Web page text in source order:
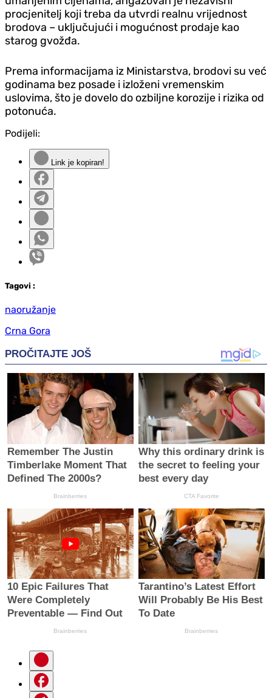
procjenitelj koji treba da utvrdi realnu vrijednost
brodova – uključujući i mogućnost prodaje kao
starog gvožđa.
Prema informacijama iz Ministarstva, brodovi su već
godinama bez posade i izloženi vremenskim
uslovima, što je dovelo do ozbiljne korozije i rizika od
potonuća.
Podijeli:
Link je kopiran!
Tagovi :
naoružanje
Crna Gora